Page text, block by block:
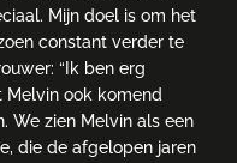
Mijn doel is om het
constant verder te
“Ik ben erg
ook komend
We zien Melvin als een
die de afgelopen jaren